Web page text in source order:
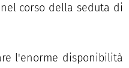
corso della seduta di
l'enorme disponibilità